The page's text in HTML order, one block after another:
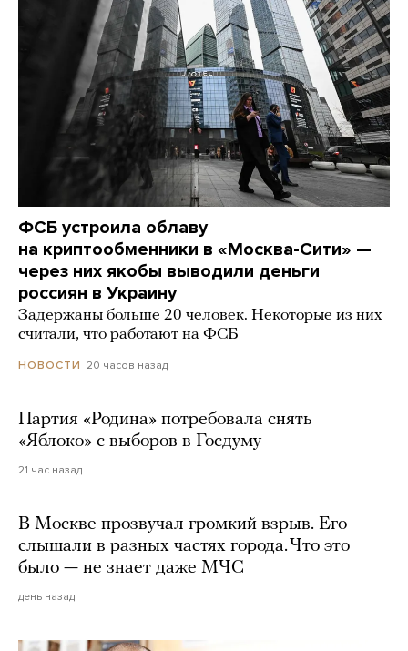
ФСБ устроила облаву
на криптообменники в «Москва-Сити» —
через них якобы выводили деньги
россиян в Украину
Задержаны больше 20 человек. Некоторые из них
считали, что работают на ФСБ
НОВОСТИ 20 часов назад
Партия «Родина» потребовала снять
«Яблоко» с выборов в Госдуму
21 час назад
В Москве прозвучал громкий взрыв. Его
слышали в разных частях города. Что это
было — не знает даже МЧС
день назад